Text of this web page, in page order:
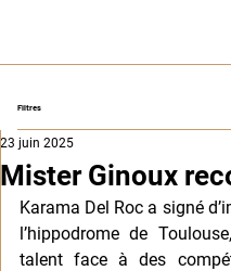
Filtres
Mister Ginoux
23 juin 2025
Karama Del Roc a signé
l’hippodrome de
talent face à des